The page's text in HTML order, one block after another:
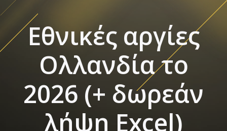
Εθνικές αργίες
Ολλανδία το
2026 (+ δωρεάν
λήψη Excel)